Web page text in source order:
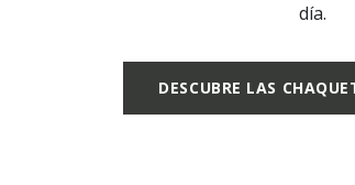
día.
DESCUBRE LAS